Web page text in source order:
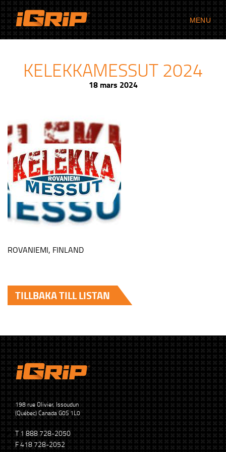
MENU
KELEKKAMESSUT 2024
18 mars 2024
ROVANIEMI, FINLAND
TILLBAKA TILL LISTAN
198 rue Olivier, Issoudun
(Québec) Canada G0S 1L0
T 1 888 728-2050
F 418 728-2052